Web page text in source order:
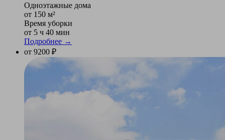
Одноэтажные дома
от 150 м²
Время уборки
от 5 ч 40 мин
Подробнее →
от 9200 ₽